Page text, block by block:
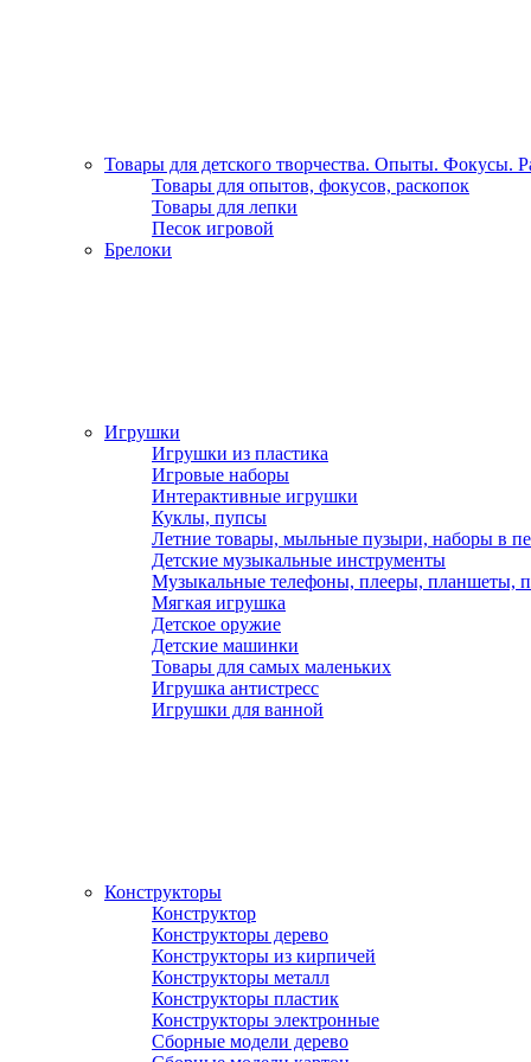
Товары для детского творчества. Опыты. Фокусы.
Товары для опытов, фокусов, раскопок
Товары для лепки
Песок игровой
Брелоки
Игрушки
Игрушки из пластика
Игровые наборы
Интерактивные игрушки
Куклы, пупсы
Летние товары, мыльные пузыри, наборы в
Детские музыкальные инструменты
Музыкальные телефоны, плееры, планшеты,
Мягкая игрушка
Детское оружие
Детские машинки
Товары для самых маленьких
Игрушка антистресс
Игрушки для ванной
Конструкторы
Конструктор
Конструкторы дерево
Конструкторы из кирпичей
Конструкторы металл
Конструкторы пластик
Конструкторы электронные
Сборные модели дерево